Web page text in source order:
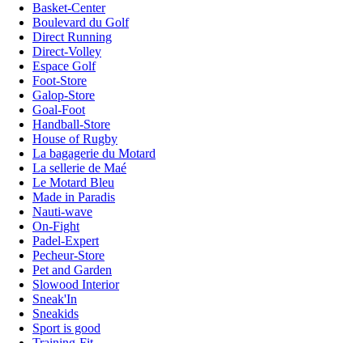
Basket-Center
Boulevard du Golf
Direct Running
Direct-Volley
Espace Golf
Foot-Store
Galop-Store
Goal-Foot
Handball-Store
House of Rugby
La bagagerie du Motard
La sellerie de Maé
Le Motard Bleu
Made in Paradis
Nauti-wave
On-Fight
Padel-Expert
Pecheur-Store
Pet and Garden
Slowood Interior
Sneak'In
Sneakids
Sport is good